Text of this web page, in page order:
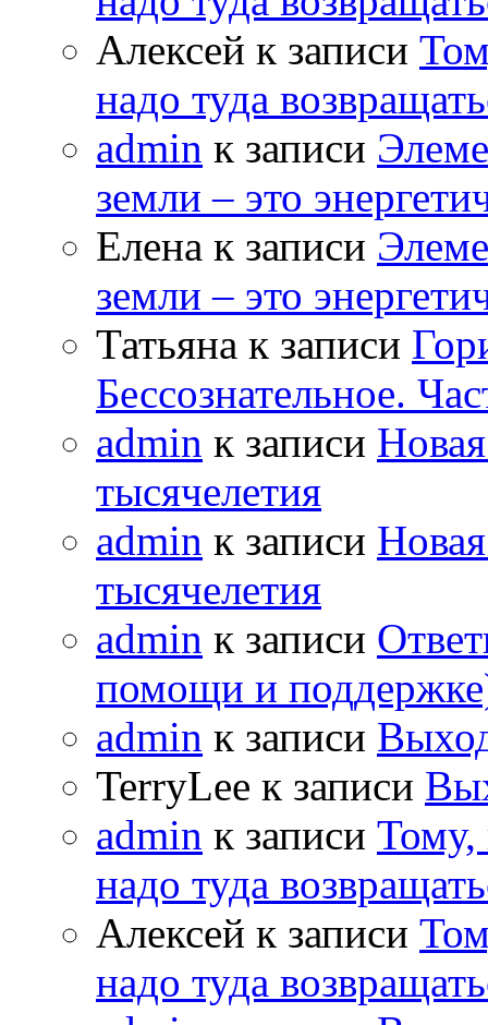
Алексей к записи
надо туда
admin к записи
земли – это
Елена к записи
земли – это
Татьяна к записи
Бессознательное.
admin к записи
тысячелетия
admin к записи
тысячелетия
admin к записи
помощи и
admin к записи
TerryLee к записи
admin к записи Тому,
надо туда
Алексей к записи
надо туда